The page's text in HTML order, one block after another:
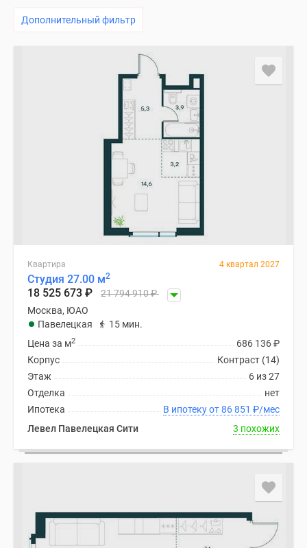
Дополнительный фильтр
Квартира 4 квартал 2027
Студия 27.00 м2
18 525 673 ₽ 21 794 910₽
Москва, ЮАО
Павелецкая
15 мин.
686 136₽
Цена за м2
Контраст (14)
Корпус
6 из 27
Этаж
нет
Отделка
В ипотеку от 86 851 ₽/мес
Ипотека
Левел Павелецкая Сити
3 похожих